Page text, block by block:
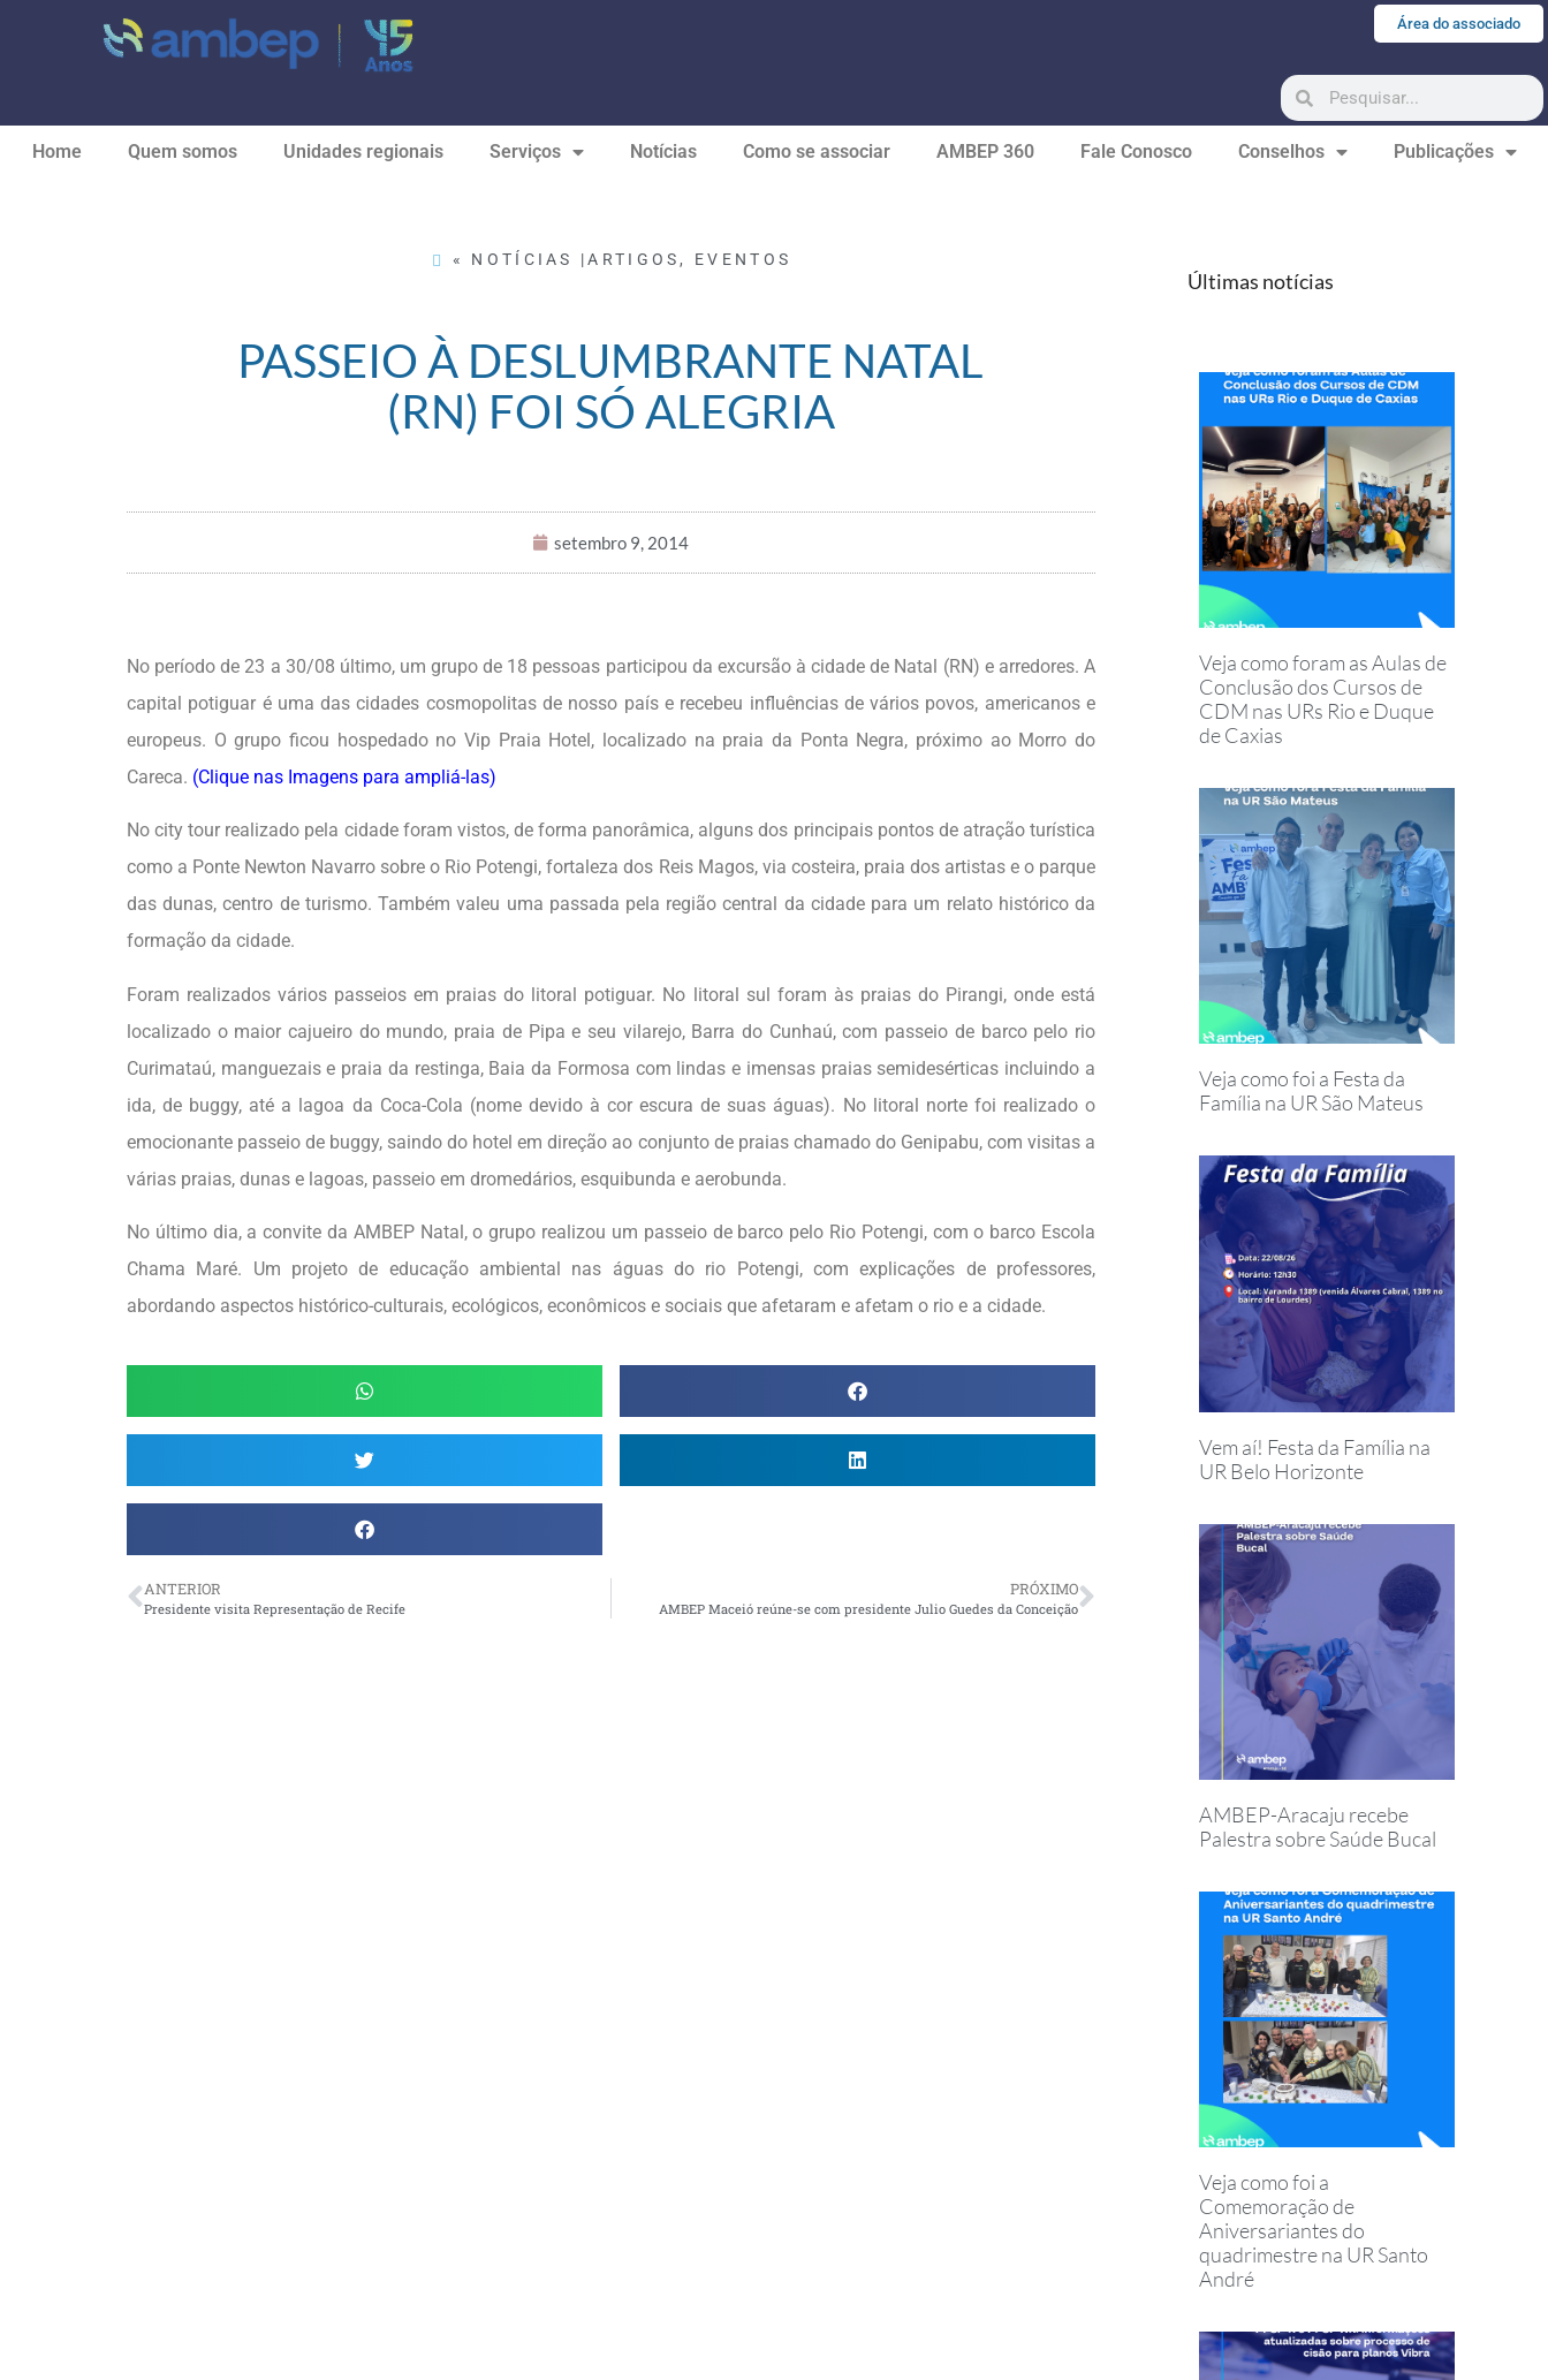
Área do associado
Home Quem somos Unidades regionais Serviços Notícias Como se associar AMBEP 360 Fale Conosco Conselhos Publicações
« NOTÍCIAS |ARTIGOS , EVENTOS
PASSEIO À DESLUMBRANTE NATAL
(RN) FOI SÓ ALEGRIA
setembro 9, 2014
No período de 23 a 30/08 último, um grupo de 18 pessoas participou da excursão à cidade de Natal (RN) e arredores. A
capital potiguar é uma das cidades cosmopolitas de nosso país e recebeu influências de vários povos, americanos e
europeus. O grupo ficou hospedado no Vip Praia Hotel, localizado na praia da Ponta Negra, próximo ao Morro do
Careca. (Clique nas Imagens para ampliá-las)
No city tour realizado pela cidade foram vistos, de forma panorâmica, alguns dos principais pontos de atração turística
como a Ponte Newton Navarro sobre o Rio Potengi, fortaleza dos Reis Magos, via costeira, praia dos artistas e o parque
das dunas, centro de turismo. Também valeu uma passada pela região central da cidade para um relato histórico da
formação da cidade.
Foram realizados vários passeios em praias do litoral potiguar. No litoral sul foram às praias do Pirangi, onde está
localizado o maior cajueiro do mundo, praia de Pipa e seu vilarejo, Barra do Cunhaú, com passeio de barco pelo rio
Curimataú, manguezais e praia da restinga, Baia da Formosa com lindas e imensas praias semidesérticas incluindo a
ida, de buggy, até a lagoa da Coca-Cola (nome devido à cor escura de suas águas). No litoral norte foi realizado o
emocionante passeio de buggy, saindo do hotel em direção ao conjunto de praias chamado do Genipabu, com visitas a
várias praias, dunas e lagoas, passeio em dromedários, esquibunda e aerobunda.
No último dia, a convite da AMBEP Natal, o grupo realizou um passeio de barco pelo Rio Potengi, com o barco Escola
Chama Maré. Um projeto de educação ambiental nas águas do rio Potengi, com explicações de professores,
abordando aspectos histórico-culturais, ecológicos, econômicos e sociais que afetaram e afetam o rio e a cidade.
ANTERIOR
Presidente visita Representação de Recife
PRÓXIMO
AMBEP Maceió reúne-se com presidente Julio Guedes da Conceição
Últimas notícias
Veja como foram as Aulas de
Conclusão dos Cursos de
CDM nas URs Rio e Duque
de Caxias
Veja como foi a Festa da
Família na UR São Mateus
Vem aí! Festa da Família na
UR Belo Horizonte
AMBEP-Aracaju recebe
Palestra sobre Saúde Bucal
Veja como foi a
Comemoração de
Aniversariantes do
quadrimestre na UR Santo
André